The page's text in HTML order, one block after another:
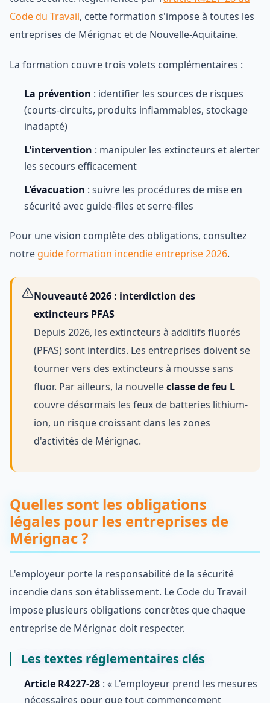
Code du Travail, cette formation s'impose à toutes les
entreprises de Mérignac et de Nouvelle-Aquitaine.
La formation couvre trois volets complémentaires :
La prévention : identifier les sources de risques
(courts-circuits, produits inflammables, stockage
inadapté)
L'intervention : manipuler les extincteurs et alerter
les secours efficacement
L'évacuation : suivre les procédures de mise en
sécurité avec guide-files et serre-files
Pour une vision complète des obligations, consultez
notre guide formation incendie entreprise 2026.
Nouveauté 2026 : interdiction des
extincteurs PFAS
Depuis 2026, les extincteurs à additifs fluorés
(PFAS) sont interdits. Les entreprises doivent se
tourner vers des extincteurs à mousse sans
fluor. Par ailleurs, la nouvelleclasse de feu L
couvre désormais les feux de batteries lithium-
ion, un risque croissant dans les zones
d'activités de Mérignac.
Quelles sont les obligations
légales pour les entreprises de
Mérignac ?
L'employeur porte la responsabilité de la sécurité
incendie dans son établissement. Le Code du Travail
impose plusieurs obligations concrètes que chaque
entreprise de Mérignac doit respecter.
Les textes réglementaires clés
Article R4227-28 : « L'employeur prend les mesures
nécessaires pour que tout commencement